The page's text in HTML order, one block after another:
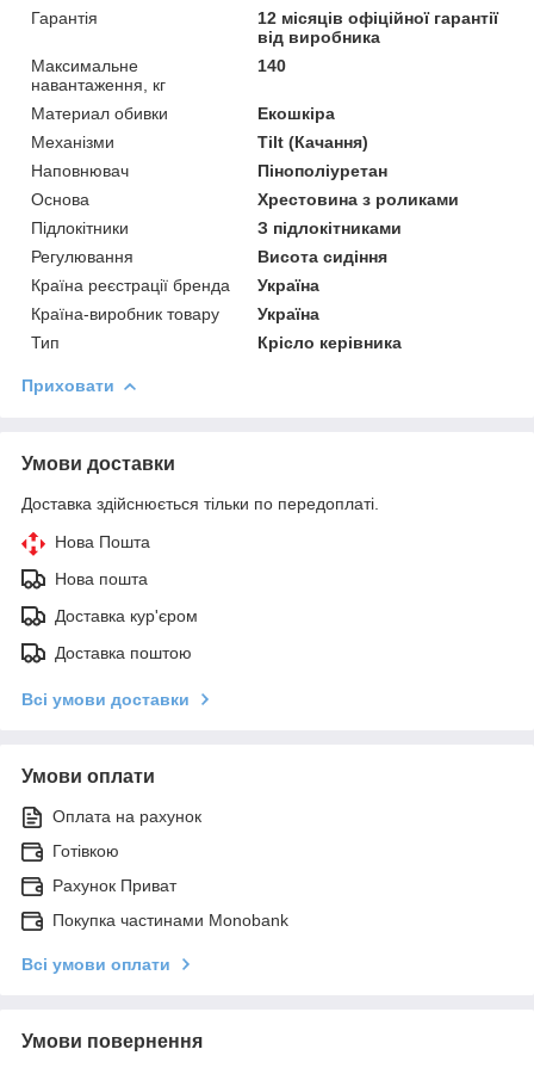
Гарантія
12 місяців офіційної гарантії
від виробника
Максимальне
навантаження, кг
140
Материал обивки
Екошкіра
Механізми
Tilt (Качання)
Наповнювач
Пінополіуретан
Основа
Хрестовина з роликами
Підлокітники
З підлокітниками
Регулювання
Висота сидіння
Країна реєстрації бренда
Україна
Країна-виробник товару
Україна
Тип
Крісло керівника
Приховати
Умови доставки
Доставка здійснюється тільки по передоплаті.
Нова Пошта
Нова пошта
Доставка кур'єром
Доставка поштою
Всі умови доставки
Умови оплати
Оплата на рахунок
Готівкою
Рахунок Приват
Покупка частинами Monobank
Всі умови оплати
Умови повернення